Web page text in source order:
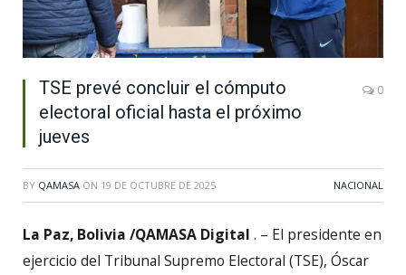
TSE prevé concluir el cómputo
electoral oficial hasta el próximo
jueves
0
BY QAMASA ON 19 DE OCTUBRE DE 2025 NACIONAL
La Paz, Bolivia /QAMASA Digital . – El presidente en
ejercicio del Tribunal Supremo Electoral (TSE), Óscar